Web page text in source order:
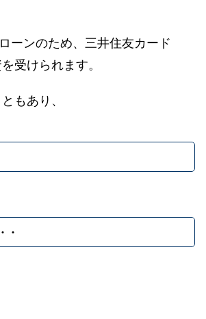
ーンのため、三井住友カード
受けられます。
もあり、
・